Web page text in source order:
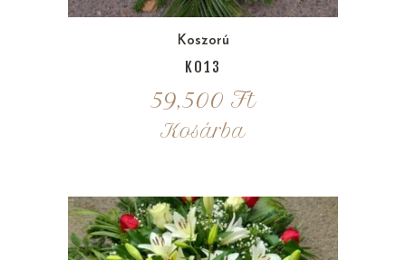
Koszorú
K013
59,500 Ft
Kosárba